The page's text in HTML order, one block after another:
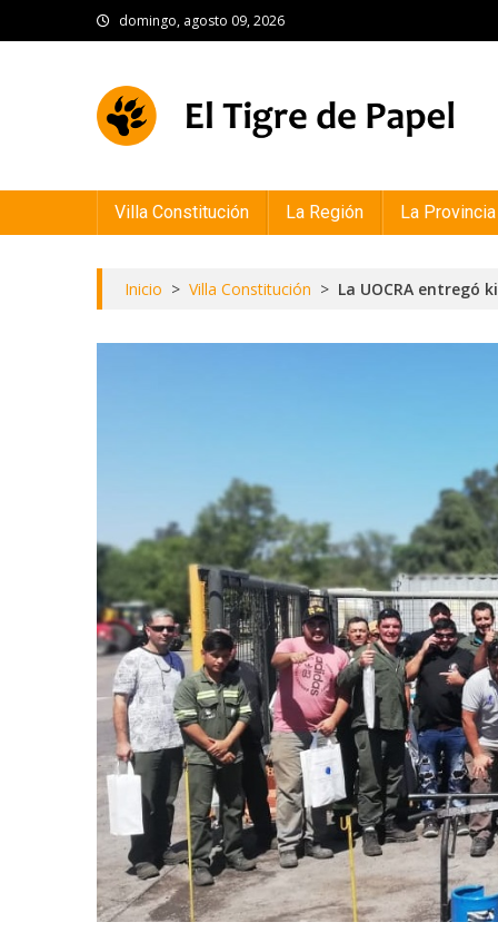
to
domingo, agosto 09, 2026
Villa Constitución La Región La Provincia
Inicio > Villa Constitución > La UOCRA entregó